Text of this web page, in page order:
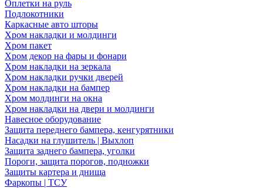
Оплетки на руль
Подлокотники
Каркасные авто шторы
Хром накладки и молдинги
Хром пакет
Хром декор на фары и фонари
Хром накладки на зеркала
Хром накладки ручки дверей
Хром накладки на бампер
Хром молдинги на окна
Хром накладки на двери и молдинги
Навесное оборудование
Защита переднего бампера, кенгурятники
Насадки на глушитель | Выхлоп
Защита заднего бампера, уголки
Пороги, защита порогов, подножки
Защиты картера и днища
Фаркопы | ТСУ